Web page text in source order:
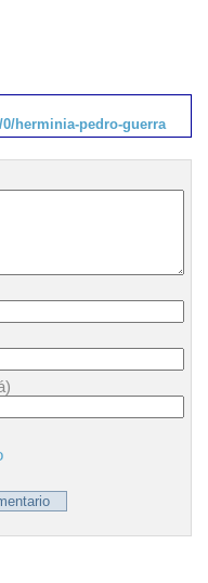
herminia-pedro-guerra